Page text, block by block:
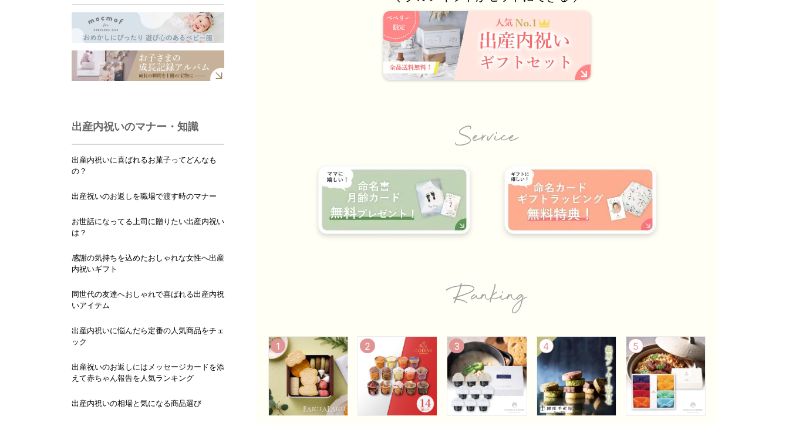
出産内祝いのマナー・知識
出産内祝いに喜ばれるお菓子ってどんなも
の？
出産祝いのお返しを職場で渡す時のマナー
お世話になってる上司に贈りたい出産内祝い
は？
感謝の気持ちを込めたおしゃれな女性へ出産
内祝いギフト
同世代の友達へおしゃれで喜ばれる出産内祝
いアイテム
出産内祝いに悩んだら定番の人気商品をチェ
ック
出産祝いのお返しにはメッセージカードを添
えて赤ちゃん報告を人気ランキング
出産内祝いの相場と気になる商品選び